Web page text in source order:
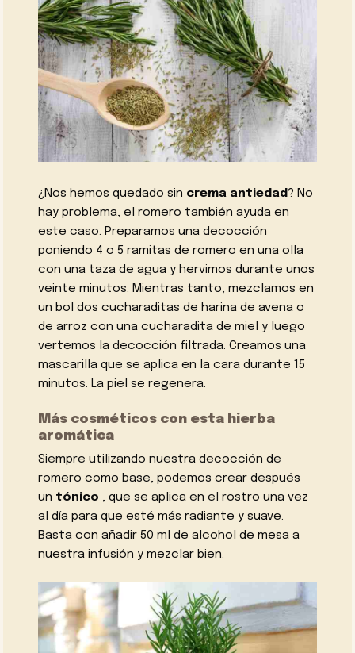
¿Nos hemos quedado sin crema antiedad? No
hay problema, el romero también ayuda en
este caso. Preparamos una decocción
poniendo 4 o 5 ramitas de romero en una olla
con una taza de agua y hervimos durante unos
veinte minutos. Mientras tanto, mezclamos en
un bol dos cucharaditas de harina de avena o
de arroz con una cucharadita de miel y luego
vertemos la decocción filtrada. Creamos una
mascarilla que se aplica en la cara durante 15
minutos. La piel se regenera.
Más cosméticos con esta hierba
aromática
Siempre utilizando nuestra decocción de
romero como base, podemos crear después
un tónico , que se aplica en el rostro una vez
al día para que esté más radiante y suave.
Basta con añadir 50 ml de alcohol de mesa a
nuestra infusión y mezclar bien.